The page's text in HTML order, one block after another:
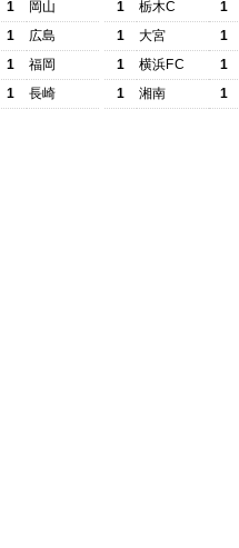
1
岡山
1
広島
1
福岡
1 長崎
1
栃木C
1
1
大宮
1
1
横浜FC
1
1
湘南 1